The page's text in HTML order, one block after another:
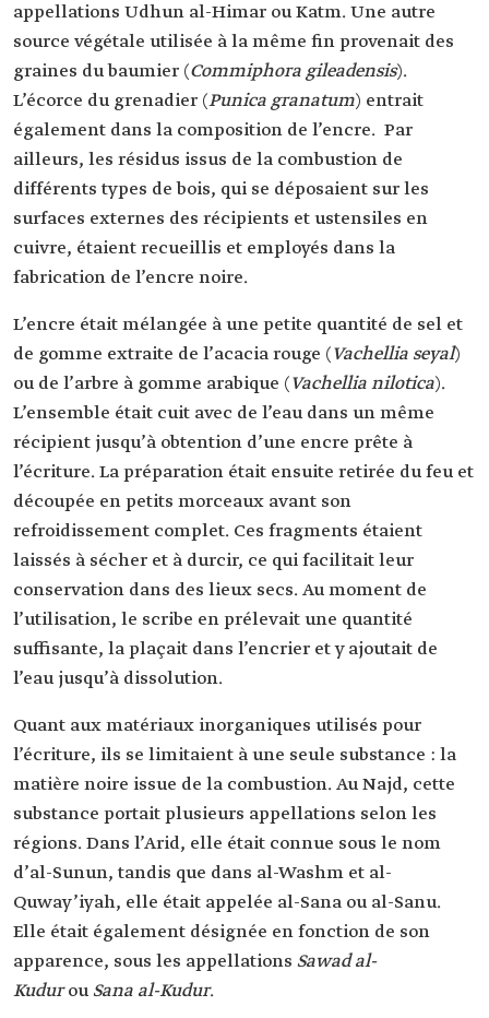
appellations Udhun al-Himar ou Katm. Une autre
source végétale utilisée à la même fin provenait des
graines du baumier (Commiphora gileadensis).
L’écorce du grenadier (Punica granatum) entrait
également dans la composition de l’encre. Par
ailleurs, les résidus issus de la combustion de
différents types de bois, qui se déposaient sur les
surfaces externes des récipients et ustensiles en
cuivre, étaient recueillis et employés dans la
fabrication de l’encre noire.
L’encre était mélangée à une petite quantité de sel et
de gomme extraite de l’acacia rouge (Vachellia seyal)
ou de l’arbre à gomme arabique (Vachellia nilotica).
L’ensemble était cuit avec de l’eau dans un même
récipient jusqu’à obtention d’une encre prête à
l’écriture. La préparation était ensuite retirée du feu et
découpée en petits morceaux avant son
refroidissement complet. Ces fragments étaient
laissés à sécher et à durcir, ce qui facilitait leur
conservation dans des lieux secs. Au moment de
l’utilisation, le scribe en prélevait une quantité
suffisante, la plaçait dans l’encrier et y ajoutait de
l’eau jusqu’à dissolution.
Quant aux matériaux inorganiques utilisés pour
l’écriture, ils se limitaient à une seule substance : la
matière noire issue de la combustion. Au Najd, cette
substance portait plusieurs appellations selon les
régions. Dans l’Arid, elle était connue sous le nom
d’al-Sunun, tandis que dans al-Washm et al-
Quway’iyah, elle était appelée al-Sana ou al-Sanu.
Elle était également désignée en fonction de son
apparence, sous les appellations Sawad al-
KudurouSana al-Kudur.